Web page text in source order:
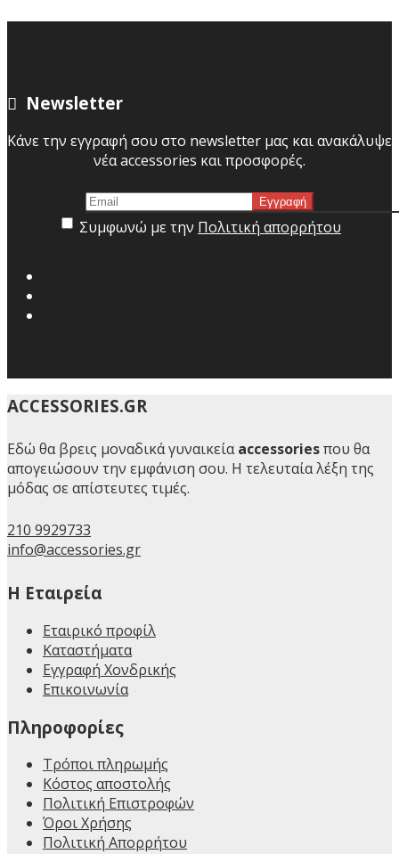
Newsletter
Κάνε την εγγραφή σου στο newsletter μας και ανακάλυψε
νέα accessories και προσφορές.
Συμφωνώ με την Πολιτική απορρήτου
ACCESSORIES.GR
Εδώ θα βρεις μοναδικά γυναικείαaccessoriesπου θα
απογειώσουν την εμφάνιση σου. Η τελευταία λέξη της
μόδας σε απίστευτες τιμές.
210 9929733
info@accessories.gr
H Εταιρεία
Εταιρικό προφίλ
Καταστήματα
Εγγραφή Χονδρικής
Επικοινωνία
Πληροφορίες
Τρόποι πληρωμής
Κόστος αποστολής
Πολιτική Επιστροφών
Όροι Χρήσης
Πολιτική Απορρήτου